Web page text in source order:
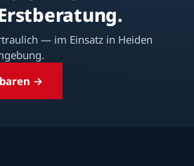
— im Einsatz in Heiden
→